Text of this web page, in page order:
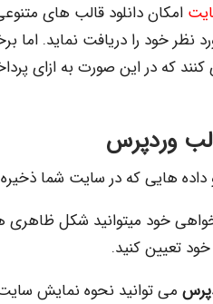
امکان دانلود قالب های
نظر خود را دریافت نماید. اما
که در این صورت به ازای
وردپرس
داده هایی که در سایت شما
خود میتوانید شکل ظاهری
تعیین کنید.
می توانید نحوه نمایش